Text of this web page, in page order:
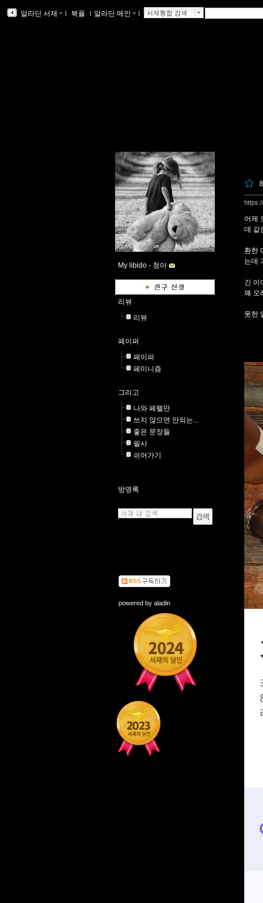
알라딘 서재 ｌ 북플 ｌ 알라딘 메인 ｌ 서재통합 검색
어제
데 같
환한
는데
긴 이
꽤 오
못한
My libido - 청아
리뷰
리뷰
페이퍼
페이퍼
페미니즘
그리고
나와 페렐만
쓰지 않으면 안되는...
좋은 문장들
필사
쉬어가기
방명록
powered by aladin